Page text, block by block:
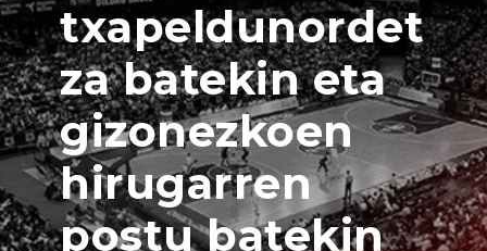
txapeldunordet
za batekin eta
gizonezkoen
hirugarren
postu batekin